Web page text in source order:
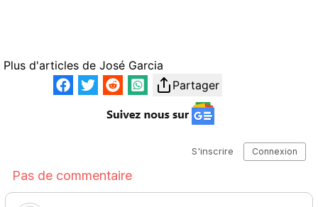
Plus d'articles de José Garcia
Partager